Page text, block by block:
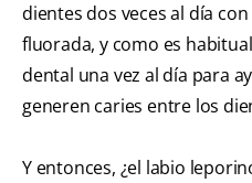
dientes dos veces al día
fluorada, y como es
dental una vez al día para
generen caries entre los
Y entonces, ¿el labio